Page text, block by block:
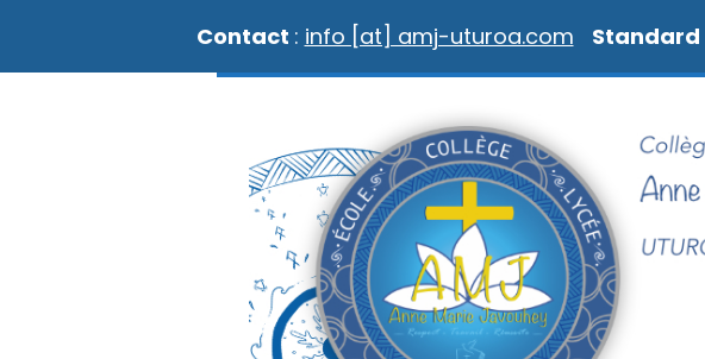
Contact : info [at] amj-uturoa.com Standard